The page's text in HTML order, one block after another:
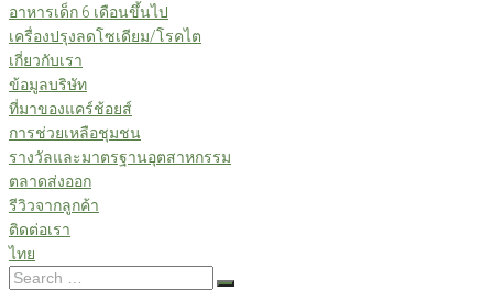
อาหารเด็ก 6 เดือนขึ้นไป
เครื่องปรุงลดโซเดียม/โรคไต
เกี่ยวกับเรา
ข้อมูลบริษัท
ที่มาของแคร์ช้อยส์
การช่วยเหลือชุมชน
รางวัลและมาตรฐานอุตสาหกรรม
ตลาดส่งออก
รีวิวจากลูกค้า
ติดต่อเรา
ไทย
Search